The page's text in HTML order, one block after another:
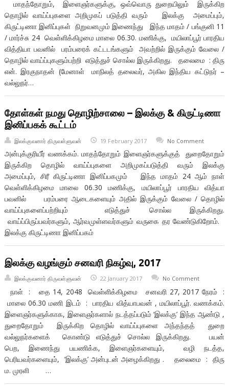
மாதந்தோறும், இளைஞர்களுக்கு, ஒவ்வொரு துறையிலும் இருக்கிற
தொழில் வாய்ப்புகளை அறிமுகப் படுத்தி வரும் இலக்கு அமைப்பும்,
கிருட்டிணா இனிப்புகள் நிறுவனமும் இணைந்து இந்த மாதம் / பங்குனி 11
/ மார்ச்சு 24 வெள்ளிக்கிழமை மாலை 06.30. மணிக்கு, மயிலாப்பூர் பாரதிய
வித்தியா பவனில் பரம்பரைக் கட்டடங்களும் அவற்றில் இருக்கும் வேலை /
தொழில் வாய்ப்புகளும்பற்றி எடுத்துச் சொல்ல இருக்கிறது. தலைமை : திரு
என். இரகுநாதன் (மேனாள் மாநிலத் தலைவர், அகில இந்திய கட்டுநர் –
வல்லுநர்…
தோள்கள் நமது தொழிற்சாலை – இலக்கு & கிருட்டிணா
இனிப்பகக் கூட்டம்
இலக்குவனார் திருவள்ளுவன் 19 February 2017 No Comment
அன்புக்குரியீர் வணக்கம். மாதந்தோறும் இளைஞர்களுக்குத் துறைதோறும்
இருக்கிற தொழில் வாய்ப்புகளை அறிமுகப்படுத்தி வரும் இலக்கு
அமைப்பும், சிரீ கிருட்டிணா இனிப்பகமும் இந்த மாதம் 24 ஆம் நாள்
வெள்ளிக்கிழமை மாலை 06.30 மணிக்கு, மயிலாப்பூர் பாரதிய வித்யா
பவனில் பரம்பரை ஆடைகளையும் அதில் இருக்கும் வேலை / தொழில்
வாய்ப்புகளைப்பற்றியும் எடுத்துச் சொல்ல இருக்கிறது.
வாய்ப்பிருப்பவர்களும், ஆர்வமுள்ளவர்களும் வருகை தர வேண்டுகிறோம்.
இலக்கு கிருட்டிணா இனிப்பகம்
இலக்கு வழங்கும் சனவரி நிகழ்வு, 2017
இலக்குவனார் திருவள்ளுவன் 22 January 2017 No Comment
நாள் : தை 14, 2048 வெள்ளிக்கிழமை சனவரி 27, 2017 நேரம் :
மாலை 06.30 மணி இடம் : பாரதிய வித்யாபவன் , மயிலாப்பூர். வணக்கம்.
இளைஞர்களுக்காக, இளைஞர்களால் நடத்தப்படும் ‘இலக்கு’ இந்த ஆண்டு ,
துறைதோறும் இருக்கிற தொழில் வாய்ப்புகளை அந்தந்தத் துறை
வல்லுநர்களைக் கொண்டு எடுத்துச் சொல்ல இருக்கிறது. பயன்
பெற, இணைந்து பயணிக்க, இளைஞர்களையும், வழி நடத்த,
பெரியவர்களையும், ‘இலக்கு’ அன்புடன் அழைக்கிறது . தலைமை : திரு
ம. முரளி …